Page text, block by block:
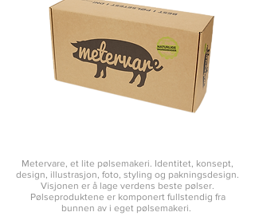
Metervare, et lite pølsemakeri. Identitet, konsept,
design, illustrasjon, foto, styling og pakningsdesign.
Visjonen er å lage verdens beste pølser.
Pølseproduktene er komponert fullstendig fra
bunnen av i eget pølsemakeri.